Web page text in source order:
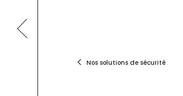
content
Nos solutions de sécurité